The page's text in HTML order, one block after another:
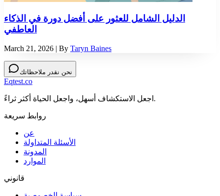
الدليل الشامل للعثور على أفضل دورة في الذكاء
العاطفي
March 21, 2026 | By Taryn Baines
نحن نقدر ملاحظاتك
Eqtest.co
اجعل الاستكشاف أسهل، واجعل الحياة أكثر ثراءً.
روابط سريعة
عن
الأسئلة المتداولة
المدونة
الموارد
قانوني